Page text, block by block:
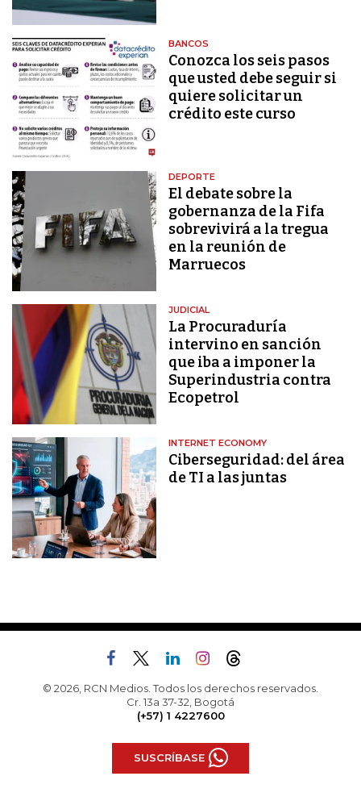
BANCOS
Conozca los seis pasos
que usted debe seguir si
quiere solicitar un
crédito este curso
DEPORTE
El debate sobre la
gobernanza de la Fifa
sobrevivirá a la tregua
en la reunión de
Marruecos
JUDICIAL
La Procuraduría
intervino en sanción
que iba a imponer la
Superindustria contra
Ecopetrol
INTERNET ECONOMY
Ciberseguridad: del área
de TI a las juntas
© 2026, RCN Medios. Todos los derechos reservados.
Cr. 13a 37-32, Bogotá
(+57) 1 4227600
SUSCRÍBASE